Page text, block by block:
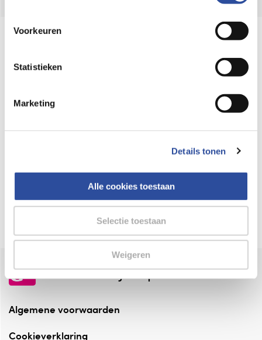
gegevensverwerking staat in de
Privacyverklaring
Voorkeuren
Statistieken
Marketing
Details tonen
Alle cookies toestaan
Selectie toestaan
Weigeren
Online aanbieder medicijnen
webshop mag verkopen.
⁠Verantwoorde zorg, ⁠ook online.
Altijd onze folder bij de hand
Check onze folders ⁠bij AlleFolders.
de vriendelijke specialist
Algemene voorwaarden
Cookieverklaring